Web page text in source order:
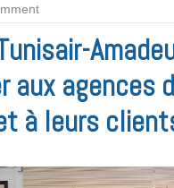
aux agences
à leurs